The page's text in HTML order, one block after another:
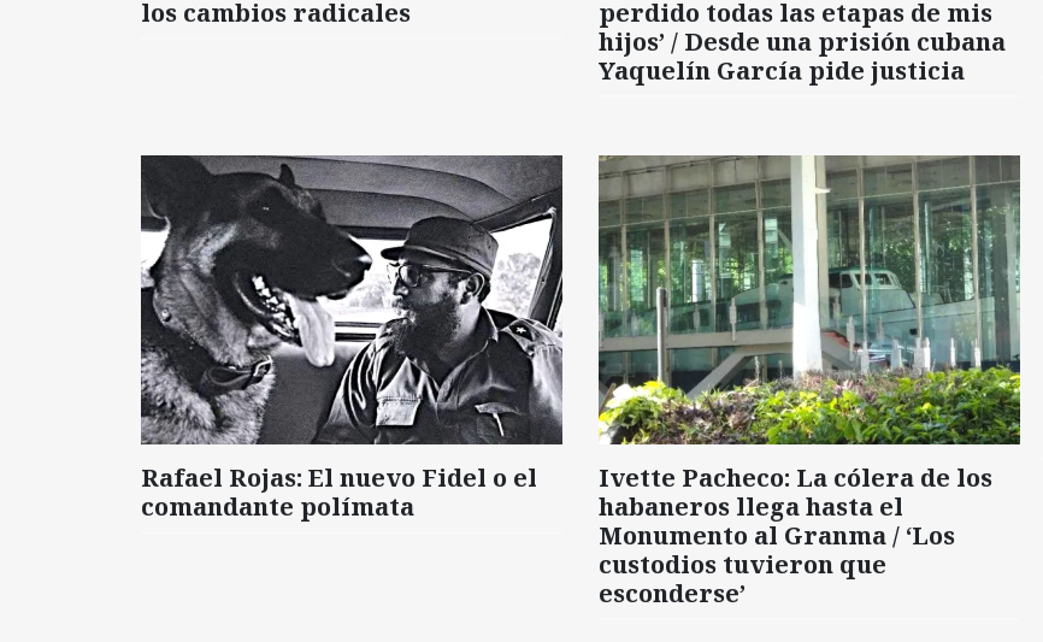
los cambios radicales
perdido todas las etapas de mis
hijos’ / Desde una prisión cubana
Yaquelín García pide justicia
Rafael Rojas: El nuevo Fidel o el
comandante polímata
Ivette Pacheco: La cólera de los
habaneros llega hasta el
Monumento al Granma / ‘Los
custodios tuvieron que
esconderse’